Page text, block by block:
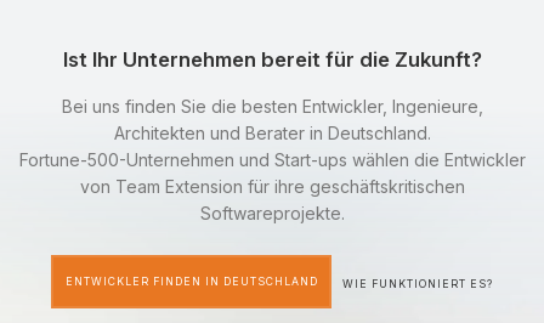
Ist Ihr Unternehmen bereit für die Zukunft?
Bei uns finden Sie die besten Entwickler, Ingenieure,
Architekten und Berater in Deutschland.
Fortune-500-Unternehmen und Start-ups wählen die Entwickler
von Team Extension für ihre geschäftskritischen
Softwareprojekte.
ENTWICKLER FINDEN IN DEUTSCHLAND WIE FUNKTIONIERT ES?